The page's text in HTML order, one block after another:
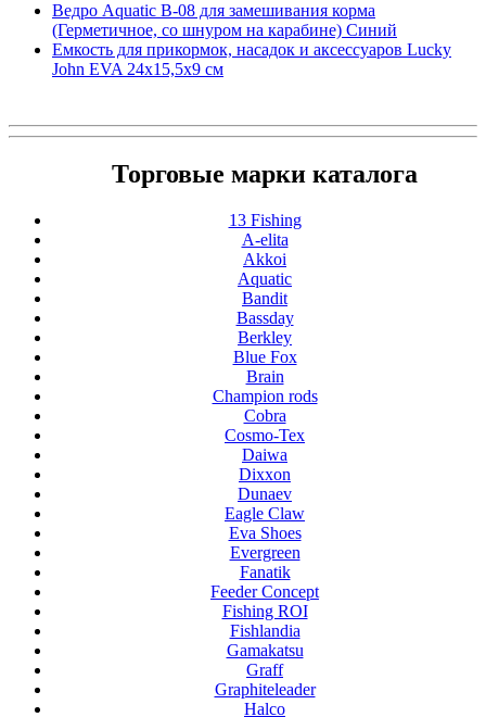
Ведро Aquatic В-08 для замешивания корма
(Герметичное, со шнуром на карабине) Синий
Емкость для прикормок, насадок и аксессуаров Lucky
John EVA 24x15,5x9 см
Торговые марки каталога
13 Fishing
A-elita
Akkoi
Aquatic
Bandit
Bassday
Berkley
Blue Fox
Brain
Champion rods
Cobra
Cosmo-Tex
Daiwa
Dixxon
Dunaev
Eagle Claw
Eva Shoes
Evergreen
Fanatik
Feeder Concept
Fishing ROI
Fishlandia
Gamakatsu
Graff
Graphiteleader
Halco